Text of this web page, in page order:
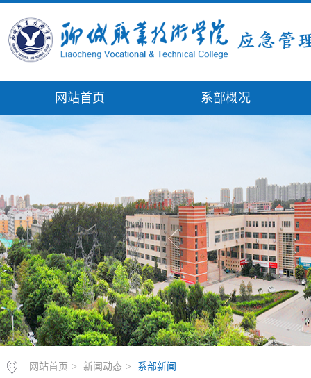
网站首页 系部概况
网站首页 > 新闻动态 > 系部新闻